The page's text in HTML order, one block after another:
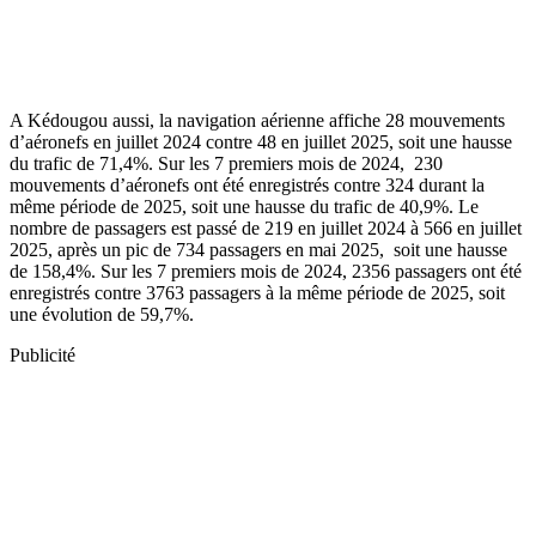
A Kédougou aussi, la navigation aérienne affiche 28 mouvements
d’aéronefs en juillet 2024 contre 48 en juillet 2025, soit une hausse
du trafic de 71,4%. Sur les 7 premiers mois de 2024, 230
mouvements d’aéronefs ont été enregistrés contre 324 durant la
même période de 2025, soit une hausse du trafic de 40,9%. Le
nombre de passagers est passé de 219 en juillet 2024 à 566 en juillet
2025, après un pic de 734 passagers en mai 2025, soit une hausse
de 158,4%. Sur les 7 premiers mois de 2024, 2356 passagers ont été
enregistrés contre 3763 passagers à la même période de 2025, soit
une évolution de 59,7%.
Publicité